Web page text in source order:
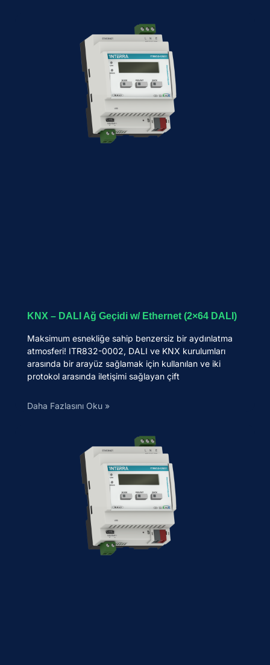
KNX – DALI Ağ Geçidi w/ Ethernet (2×64 DALI)
Maksimum esnekliğe sahip benzersiz bir aydınlatma
atmosferi! ITR832-0002, DALI ve KNX kurulumları
arasında bir arayüz sağlamak için kullanılan ve iki
protokol arasında iletişimi sağlayan çift
Daha Fazlasını Oku »